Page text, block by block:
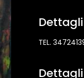
TEL.